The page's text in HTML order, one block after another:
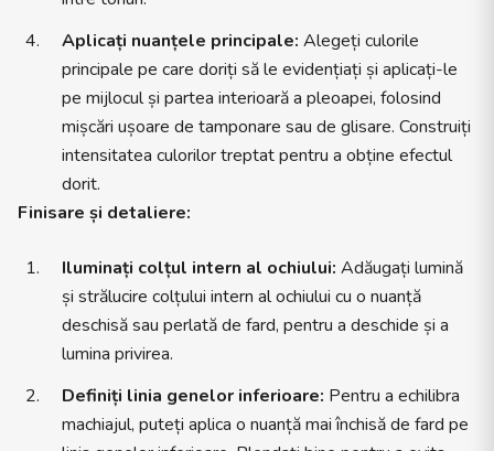
Aplicați nuanțele principale: Alegeți culorile
principale pe care doriți să le evidențiați și aplicați-le
pe mijlocul și partea interioară a pleoapei, folosind
mișcări ușoare de tamponare sau de glisare. Construiți
intensitatea culorilor treptat pentru a obține efectul
dorit.
Finisare și detaliere:
Iluminați colțul intern al ochiului: Adăugați lumină
și strălucire colțului intern al ochiului cu o nuanță
deschisă sau perlată de fard, pentru a deschide și a
lumina privirea.
Definiți linia genelor inferioare: Pentru a echilibra
machiajul, puteți aplica o nuanță mai închisă de fard pe